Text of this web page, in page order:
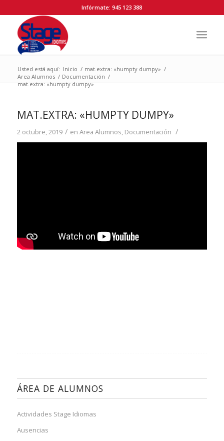
Infórmate: 945 123 388
Usted está aquí: Inicio / mat.extra: «humpty dumpy» /
Area Alumnos / Documentación /
mat.extra: «humpty dumpy»
MAT.EXTRA: «HUMPTY DUMPY»
2 octubre, 2019 / en Area Alumnos, Documentación /
ÁREA DE ALUMNOS
Actividades Stage Idiomas
Ausencias